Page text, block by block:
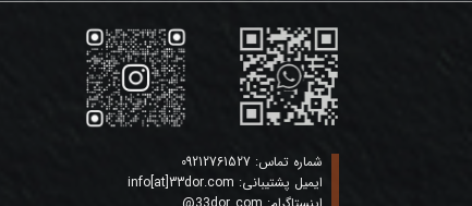
شماره تماس:
ایمیل پشتیبانی: info[at]33dor.com